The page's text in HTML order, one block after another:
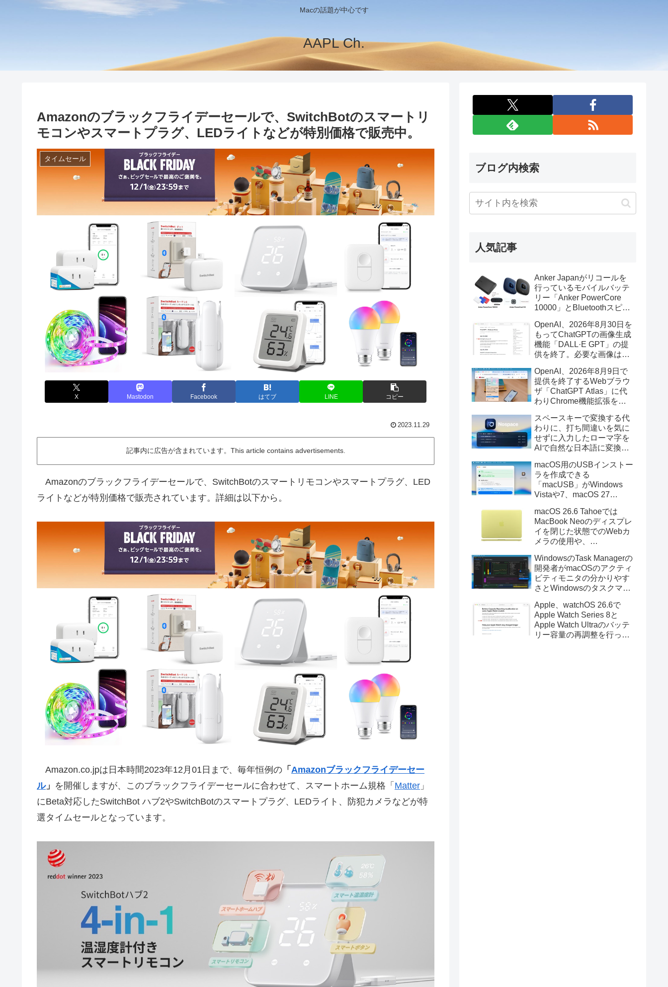
Macの話題が中心です
AAPL Ch.
Amazonのブラックフライデーセールで、SwitchBotのスマートリ
モコンやスマートプラグ、LEDライトなどが特別価格で販売中。
タイムセール
X Mastodon Facebook はてブ LINE コピー
2023.11.29
記事内に広告が含まれています。This article contains advertisements.
Amazonのブラックフライデーセールで、SwitchBotのスマートリモコンやスマートプラグ、LED
ライトなどが特別価格で販売されています。詳細は以下から。
Amazon.co.jpは日本時間2023年12月01日まで、毎年恒例の 「 Amazonブラックフライデーセー
ル」 を開催しますが、このブラックフライデーセールに合わせて、スマートホーム規格「 Matter 」
にBeta対応したSwitchBot ハブ2やSwitchBotのスマートプラグ、LEDライト、防犯カメラなどが特
選タイムセールとなっています。
ブログ内検索
人気記事
Anker Japanがリコールを
行っているモバイルバッテ
リー「Anker PowerCore
10000」とBluetoothスピー
辺を焼損する火災が6月に3
件発生していたそうなので
注意を。
OpenAI、2026年8月30日を
もってChatGPTの画像生成
機能「DALL·E GPT」の提
供を終了。必要な画像は期
OpenAI、2026年8月9日で
提供を終了するWebブラウ
ザ「ChatGPT Atlas」に代
わりChrome機能拡張をア
画の質問やAsk ChatGPT機
能を追加。
スペースキーで変換する代
わりに、打ち間違いを気に
せずに入力したローマ字を
AIで自然な日本語に変換し
力アプリ「Nospace」がリ
リース。
macOS用のUSBインストー
ラを作成できる
「macUSB」がWindows
Vistaや7、macOS 27
トーラの作成に対応。
macOS 26.6 Tahoeでは
MacBook Neoのディスプレ
イを閉じた状態でのWebカ
メラの使用や、
利用しMacBook Neoを復元
する際の安定性が向上。
WindowsのTask Managerの
開発者がmacOSのアクティ
ビティモニタの分かりやす
さとWindowsのタスクマネ
Mac用システムモニタアプ
リ「Task Manager TMOG」
のBeta版を公開。
Apple、watchOS 26.6で
Apple Watch Series 8と
Apple Watch Ultraのバッテ
リー容量の再調整を行った